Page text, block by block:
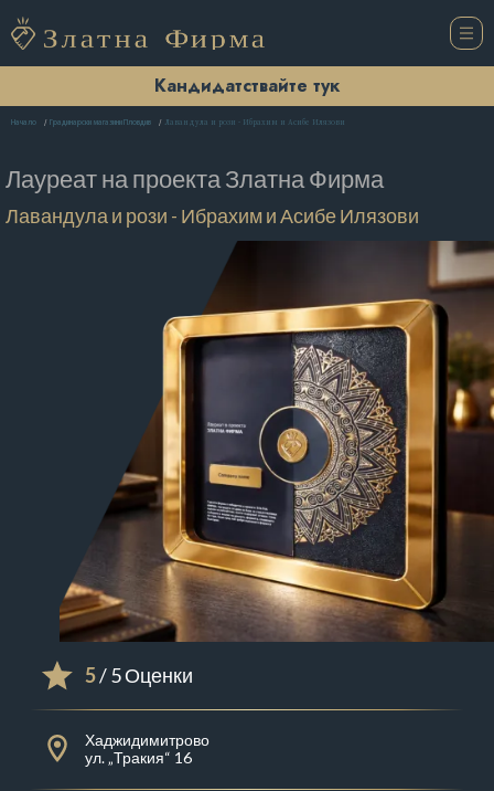
Кандидатствайте тук
Начало Градинарски магазини Пловдив Лавандула и рози - Ибрахим и Асибе Илязови
Лауреат на проектаЗлатна Фирма
Лавандула и рози - Ибрахим и Асибе Илязови
5/ 5 Оценки
Хаджидимитрово
ул. „Тракия“ 16